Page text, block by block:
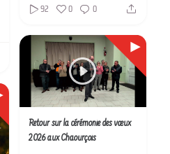
92 0 0
Retour sur la cérémonie des vœux
2026 aux Chaourçois